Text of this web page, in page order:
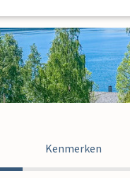
Kenmerken